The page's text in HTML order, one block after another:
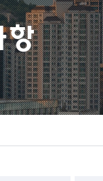
강
고교별 합격자
조회
다
항